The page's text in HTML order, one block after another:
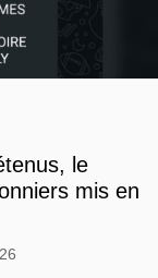
le
mis en